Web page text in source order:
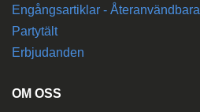
Engångsartiklar - Återanvändbara
Partytält
Erbjudanden
OM OSS